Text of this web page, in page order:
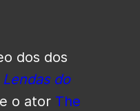
dos dos
Lendas do
o ator The